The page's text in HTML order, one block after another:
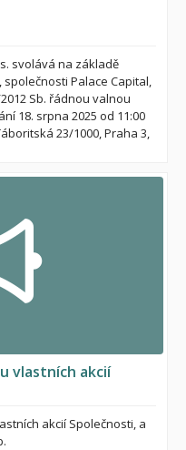
svolává na základě
Palace Capital,
Sb. řádnou valnou
18. srpna 2025 od 11:00
23/1000, Praha 3,
vlastních akcií
akcií Společnosti, a